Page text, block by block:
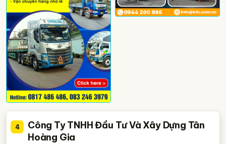
4
Công Ty TNHH Đầu Tư Và Xây Dựng Tân
Hoàng Gia